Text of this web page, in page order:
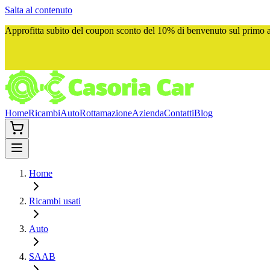
Salta al contenuto
Approfitta subito del coupon sconto del 10% di benvenuto sul primo
HomeRicambiAutoRottamazioneAziendaContattiBlog
Home
Ricambi usati
Auto
SAAB